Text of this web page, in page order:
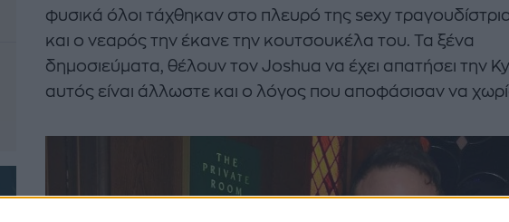
φυσικά όλοι τάχθηκαν στο πλευρό της sexy
και ο νεαρός την έκανε την κουτσουκέλα του. Τα ξένα
δημοσιεύματα, θέλουν τον Joshua να έχει απατήσει την
αυτός είναι άλλωστε και ο λόγος που αποφάσισαν να
ΣΑΜΑΝΘΑ ΑΠΟΣΤΟΛΟΠΟΥΛΟΥ
Η απόλυτη καλοκαιρινή
δροσερή σαλάτα με
καρπούζι, φέτα και φράουλες
ΔΑΦΝΗ ΚΑΡΑΒΟΚΥΡΗ
Nτίνα Νικολάου: «Όταν
έπαθα την πρώτη κρίση
πανικού νόμιζα πως θα